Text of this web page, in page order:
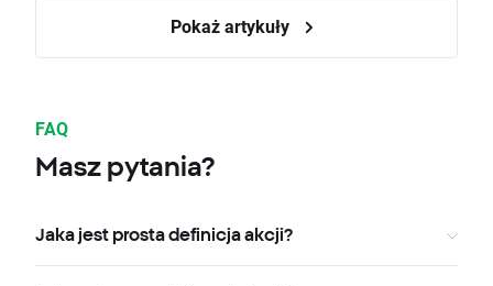
Pokaż artykuły
FAQ
Masz pytania?
Jaka jest prosta definicja akcji?